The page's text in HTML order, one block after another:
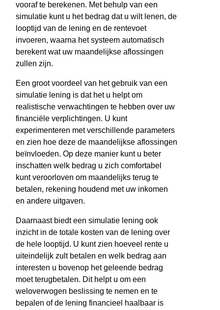
vooraf te berekenen. Met behulp van een
simulatie kunt u het bedrag dat u wilt lenen, de
looptijd van de lening en de rentevoet
invoeren, waarna het systeem automatisch
berekent wat uw maandelijkse aflossingen
zullen zijn.
Een groot voordeel van het gebruik van een
simulatie lening is dat het u helpt om
realistische verwachtingen te hebben over uw
financiële verplichtingen. U kunt
experimenteren met verschillende parameters
en zien hoe deze de maandelijkse aflossingen
beïnvloeden. Op deze manier kunt u beter
inschatten welk bedrag u zich comfortabel
kunt veroorloven om maandelijks terug te
betalen, rekening houdend met uw inkomen
en andere uitgaven.
Daarnaast biedt een simulatie lening ook
inzicht in de totale kosten van de lening over
de hele looptijd. U kunt zien hoeveel rente u
uiteindelijk zult betalen en welk bedrag aan
interesten u bovenop het geleende bedrag
moet terugbetalen. Dit helpt u om een
weloverwogen beslissing te nemen en te
bepalen of de lening financieel haalbaar is